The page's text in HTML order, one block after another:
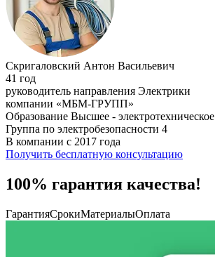
Скригаловский Антон Васильевич
41 год
руководитель направления Электрики
компании «МБМ-ГРУПП»
Образование Высшее - электротехническое
Группа по электробезопасности 4
В компании с 2017 года
Получить бесплатную консультацию
100% гарантия качества!
ГарантияСрокиМатериалыОплата